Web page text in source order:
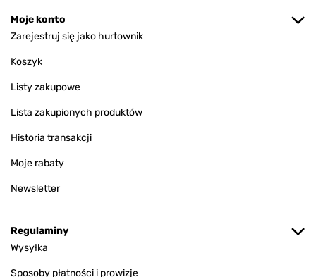
Moje konto
Zarejestruj się jako hurtownik
Koszyk
Listy zakupowe
Lista zakupionych produktów
Historia transakcji
Moje rabaty
Newsletter
Regulaminy
Wysyłka
Sposoby płatności i prowizje